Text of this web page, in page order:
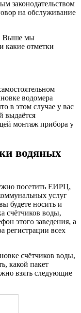
законодательством
на обслуживание
Выше мы
какие отметки
водомера
в этом случае у вас
выдаётся
монтаж прибора у
водяных
посетить ЕИРЦ,
услуг
будете носить и
счётчиков воды,
этого заведения, а
регистрации всех
счётчиков воды,
какой пакет
взять следующие